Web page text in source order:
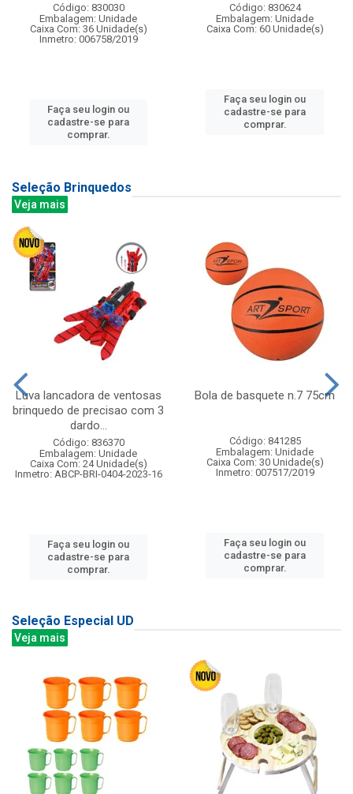
Código: 830030
Embalagem: Unidade
Caixa Com: 36 Unidade(s)
Inmetro: 006758/2019
Faça seu login ou
cadastre-se para
comprar.
Código: 830624
Embalagem: Unidade
Caixa Com: 60 Unidade(s)
Faça seu login ou
cadastre-se para
comprar.
Seleção Brinquedos
Veja mais
Luva lancadora de ventosas
brinquedo de precisao com 3
dardo...
Código: 836370
Embalagem: Unidade
Caixa Com: 24 Unidade(s)
Inmetro: ABCP-BRI-0404-2023-16
Faça seu login ou
cadastre-se para
comprar.
Bola de basquete n.7 75cm
Código: 841285
Embalagem: Unidade
Caixa Com: 30 Unidade(s)
Inmetro: 007517/2019
Faça seu login ou
cadastre-se para
comprar.
Seleção Especial UD
Veja mais